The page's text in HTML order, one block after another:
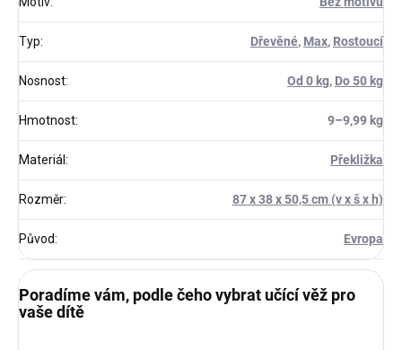
Typ: Dřevěné, Max, Rostoucí
Nosnost: Od 0 kg, Do 50 kg
Hmotnost: 9–⁠9,99 kg
Materiál: Překližka
Rozměr: 87 x 38 x 50,5 cm (v x š x h)
Původ: Evropa
Poradíme vám, podle čeho vybrat učící věž pro
vaše dítě